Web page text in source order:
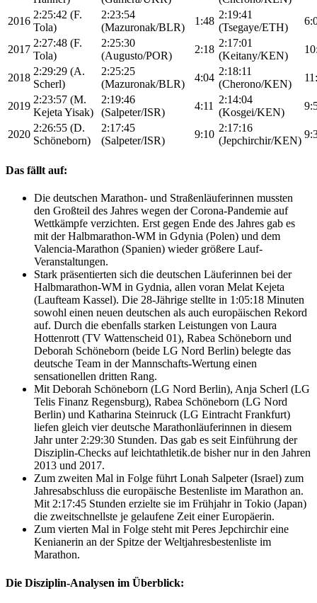
2016
2:25:42 (F.
Tola)
2:23:54
(Mazuronak/BLR)
1:48
2:19:41
(Tsegaye/ETH)
2017
2:27:48 (F.
Tola)
2:25:30
(Augusto/POR)
2:18
2:17:01
(Keitany/KEN)
2018
2:29:29 (A.
Scherl)
2:25:25
(Mazuronak/BLR)
4:04
2:18:11
(Cherono/KEN)
2019
2:23:57 (M.
Kejeta Yisak)
2:19:46
(Salpeter/ISR)
4:11
2:14:04
(Kosgei/KEN)
2020
2:26:55 (D.
Schöneborn)
2:17:45
(Salpeter/ISR)
9:10
2:17:16
(Jepchirchir/KEN)
Das fällt auf:
Die deutschen Marathon- und Straßenläuferinnen mussten
den Großteil des Jahres wegen der Corona-Pandemie auf
Wettkämpfe verzichten. Erst gegen Ende des Jahres gab es
mit der Halbmarathon-WM in Gdynia (Polen) und dem
Valencia-Marathon (Spanien) wieder größere Lauf-
Veranstaltungen.
Stark präsentierten sich die deutschen Läuferinnen bei der
Halbmarathon-WM in Gydnia, allen voran Melat Kejeta
(Laufteam Kassel). Die 28-Jährige stellte in 1:05:18 Minuten
sowohl einen neuen deutschen als auch europäischen Rekord
auf. Durch die ebenfalls starken Leistungen von Laura
Hottenrott (TV Wattenscheid 01), Rabea Schöneborn und
Deborah Schöneborn (beide LG Nord Berlin) belegte das
deutsche Team in der Mannschafts-Wertung einen
sensationellen dritten Rang.
Mit Deborah Schöneborn (LG Nord Berlin), Anja Scherl (LG
Telis Finanz Regensburg), Rabea Schöneborn (LG Nord
Berlin) und Katharina Steinruck (LG Eintracht Frankfurt)
liefen gleich vier deutsche Marathonläuferinnen in diesem
Jahr unter 2:29:30 Stunden. Das gab es seit Einführung der
Disziplin-Checks auf leichtathletik.de bisher nur in den Jahren
2013 und 2017.
Zum zweiten Mal in Folge führt Lonah Salpeter (Israel) zum
Jahresabschluss die europäische Bestenliste im Marathon an.
Mit 2:17:45 Stunden erzielte sie im Frühjahr in Tokio (Japan)
die zweitschnellste je gelaufene Zeit einer Europäerin.
Zum vierten Mal in Folge steht mit Peres Jepchirchir eine
Kenianerin an der Spitze der Weltjahresbestenliste im
Marathon.
Die Disziplin-Analysen im Überblick: